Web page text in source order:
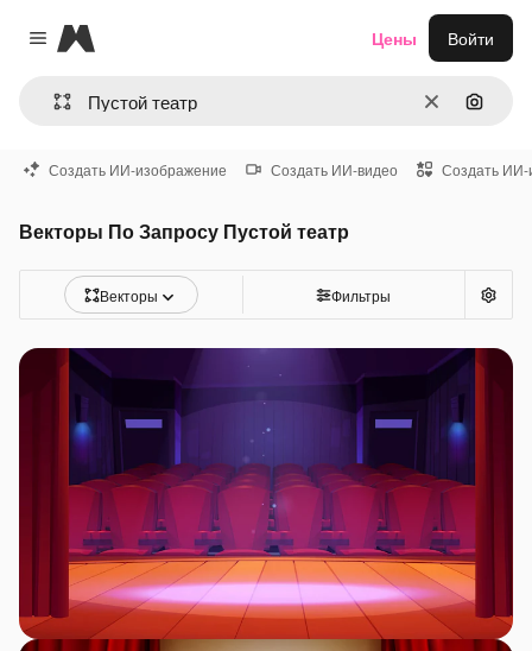
Close menu
Magnific
ОчиститьПоиск
Цены Войти
Создать ИИ-изображение Создать ИИ-видео Создать ИИ-
Векторы По Запросу Пустой театр
Векторы Фильтры